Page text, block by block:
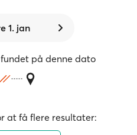
1. jan
på denne dato
at få flere resultater: